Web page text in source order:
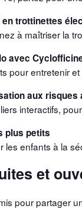
trottinettes
à maîtriser la
avec
pour entretenir
aux risques
interactifs,
plus petits
les enfants à la
et
pour partager